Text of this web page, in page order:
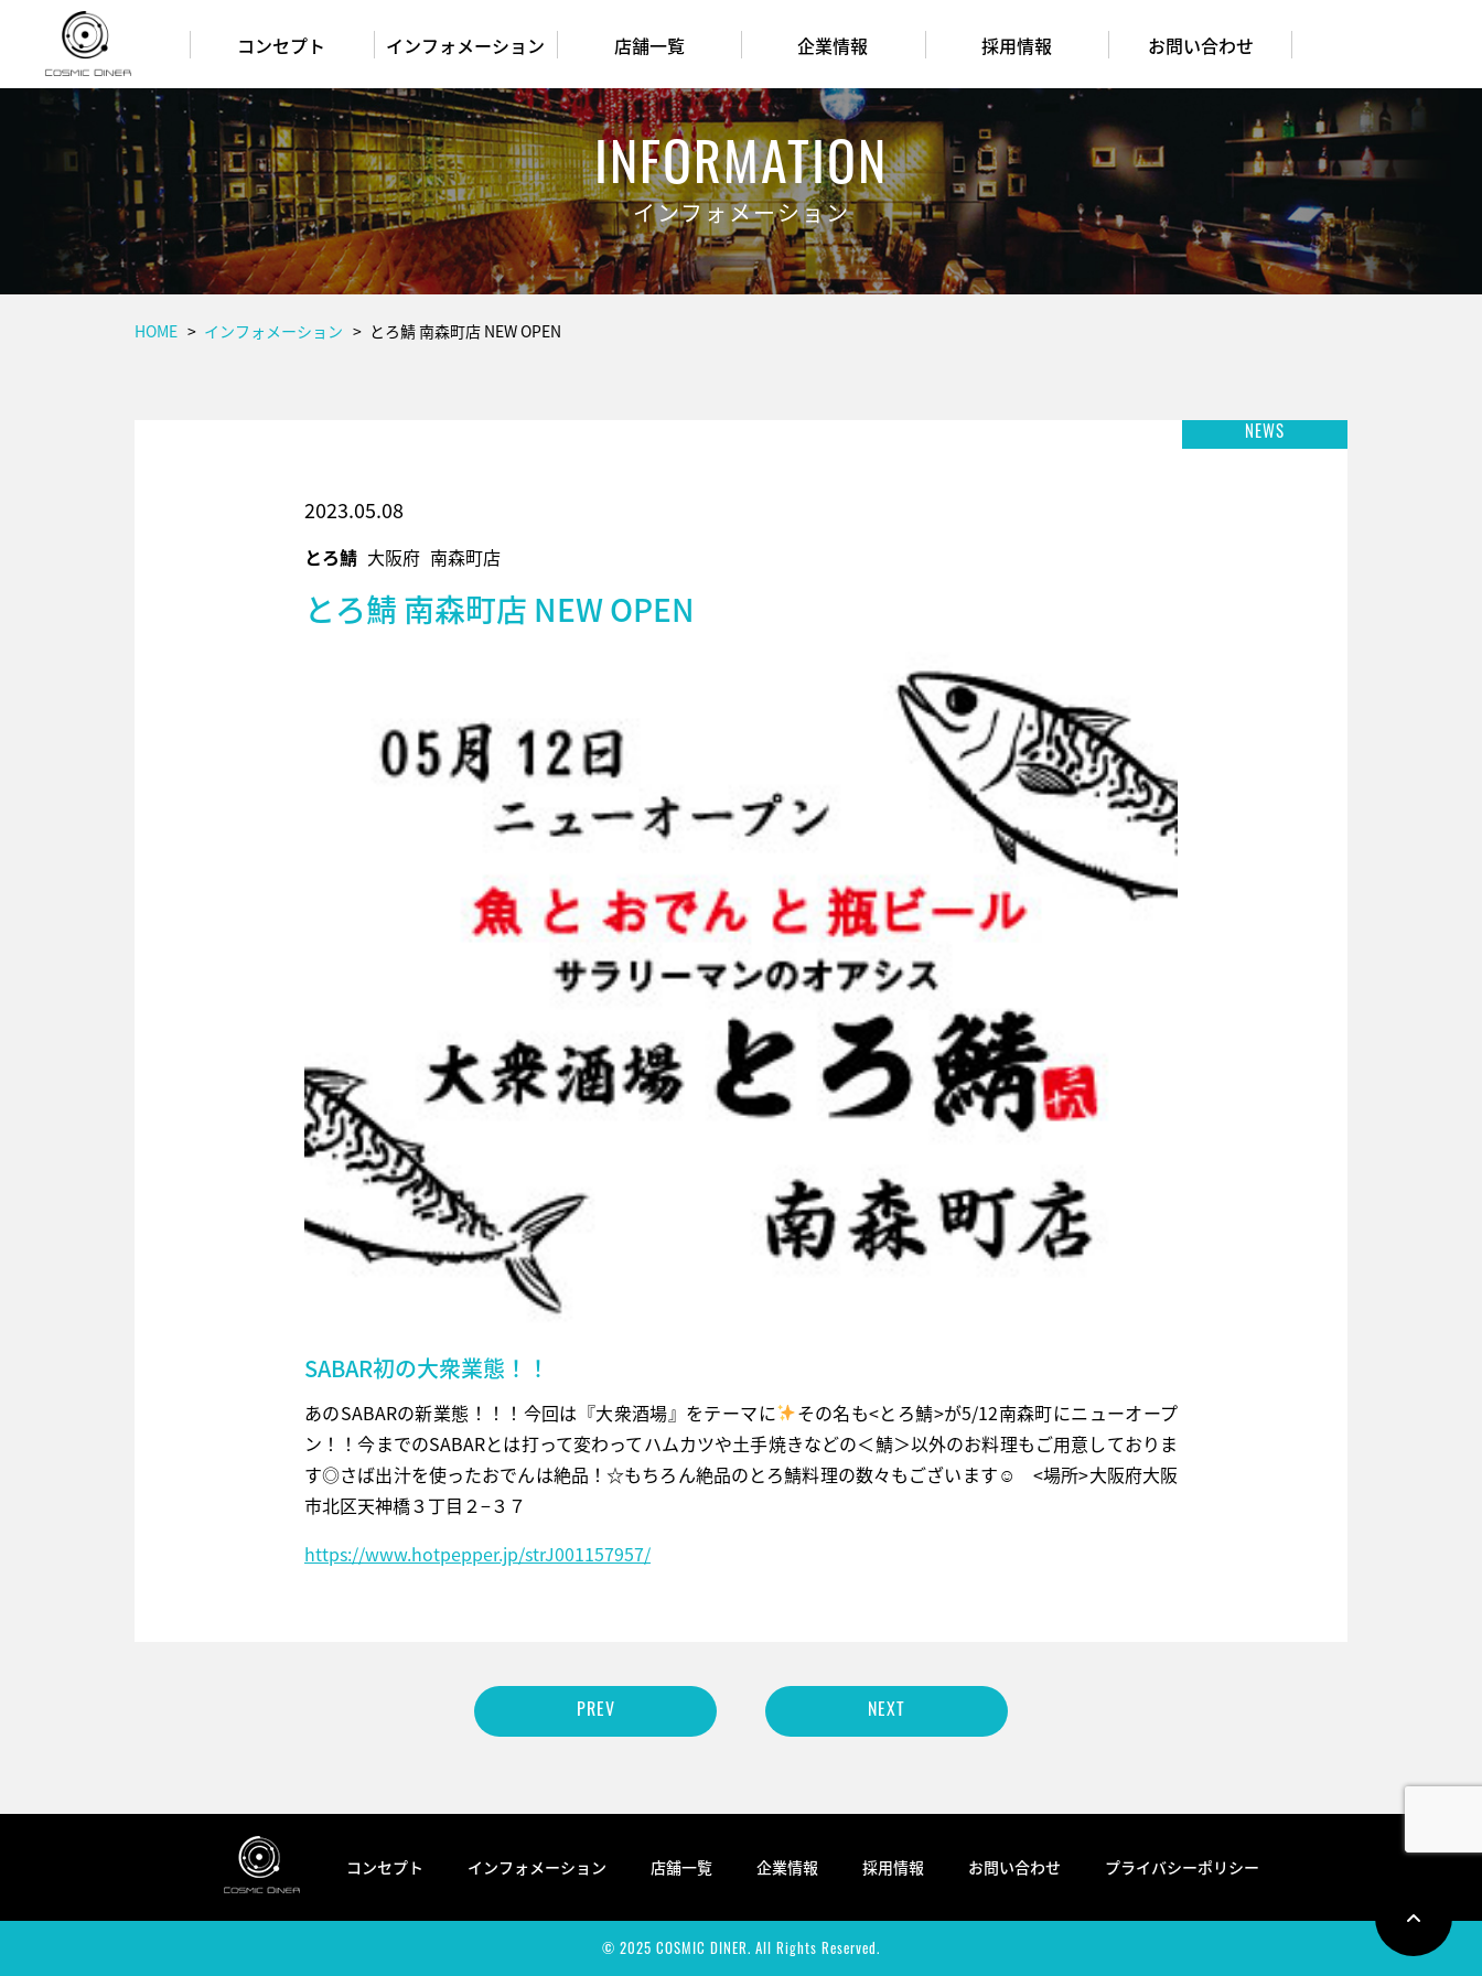
コンセプト インフォメーション 店舗一覧 企業情報 採用情報 お問い合わせ
INFORMATION
インフォメーション
HOME インフォメーション とろ鯖 南森町店 NEW OPEN
2023.05.08
NEWS
とろ鯖 大阪府 南森町店
とろ鯖 南森町店 NEW OPEN
SABAR初の大衆業態！！
あのSABARの新業態！！！今回は『大衆酒場』をテーマに
その名も<とろ鯖>が5/12南森町にニューオープ
ン！！今までのSABARとは打って変わってハムカツや土手焼きなどの＜鯖＞以外のお料理もご用意しておりま
す◎さば出汁を使ったおでんは絶品！☆もちろん絶品のとろ鯖料理の数々もございます☺ <場所>大阪府大阪
市北区天神橋３丁目２−３７
https://www.hotpepper.jp/strJ001157957/
PREV NEXT
コンセプト インフォメーション 店舗一覧 企業情報 採用情報 お問い合わせ プライバシーポリシー
© 2025 COSMIC DINER. All Rights Reserved.